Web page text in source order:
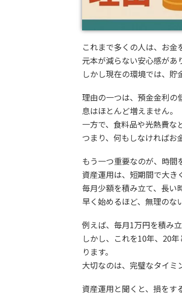
これまで多くの人は、お金
元本が減らない安心感があ
しかし現在の環境では、貯
理由の一つは、預金金利の
息はほとんど増えません。
一方で、食料品や光熱費な
つまり、何もしなければお
もう一つ重要なのが、時間
資産運用は、短期間で大き
毎月少額を積み立て、長い
早く始めるほど、無理のな
例えば、毎月1万円を積み
しかし、これを10年、20
ります。
大切なのは、完璧なタイミ
資産運用と聞くと、損をす